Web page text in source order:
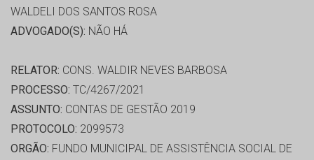
WALDELI DOS SANTOS ROSA
ADVOGADO(S): NÃO HÁ
RELATOR: CONS. WALDIR NEVES BARBOSA
PROCESSO: TC/4267/2021
ASSUNTO: CONTAS DE GESTÃO 2019
PROTOCOLO: 2099573
ORGÃO: FUNDO MUNICIPAL DE ASSISTÊNCIA SOCIAL DE